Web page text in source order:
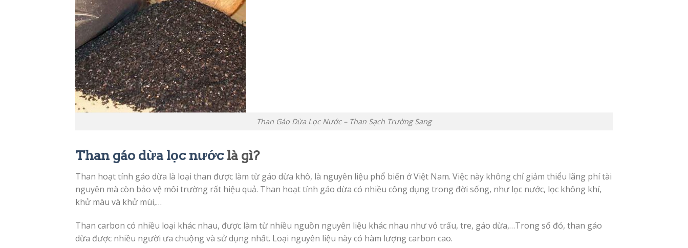
Than Gáo Dừa Lọc Nước – Than Sạch Trường Sang
Than gáo dừa lọc nước là gì?
Than hoạt tính gáo dừa là loại than được làm từ gáo dừa khô, là nguyên liệu phổ biến ở Việt Nam. Việc này không chỉ giảm thiểu lãng phí tài
nguyên mà còn bảo vệ môi trường rất hiệu quả. Than hoạt tính gáo dừa có nhiều công dụng trong đời sống, như lọc nước, lọc không khí,
khử màu và khử mùi,…
Than carbon có nhiều loại khác nhau, được làm từ nhiều nguồn nguyên liệu khác nhau như vỏ trấu, tre, gáo dừa,…Trong số đó, than gáo
dừa được nhiều người ưa chuộng và sử dụng nhất. Loại nguyên liệu này có hàm lượng carbon cao.